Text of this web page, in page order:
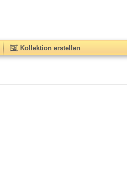
Kollektion erstellen